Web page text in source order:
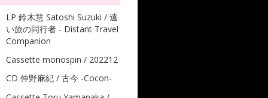
LP 鈴木慧 Satoshi Suzuki / 遠
い旅の同行者 - Distant Travel
Companion
Cassette monospin / 202212
CD 仲野麻紀 / 古今 -Cocon-